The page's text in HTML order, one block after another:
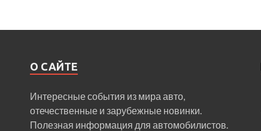
О САЙТЕ
Интересные события из мира авто,
отечественные и зарубежные новинки.
Полезная информация для автомобилистов.